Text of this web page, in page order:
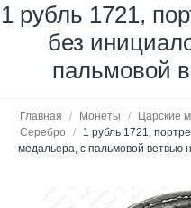
1 рубль 1721,
без
пальмовой
Главная / Монеты / Царские
Серебро
/
1 рубль 1721,
медальера, с пальмовой ветвью